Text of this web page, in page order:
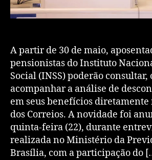
A partir de 30 de maio,
pensionistas do Instituto
Social (INSS) poderão consultar,
acompanhar a análise de
em seus benefícios diretamente
dos Correios. A novidade foi
quinta-feira (22), durante
realizada no Ministério da
Brasília, com a participação do